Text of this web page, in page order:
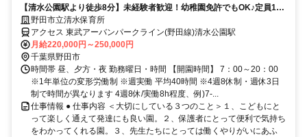
【清水公園駅より徒歩8分】未経験者歓迎！幼稚園免許でもOK♪定員130
名の認可保育園です。
野田市立清水保育所
アクセス 東武アーバンパークライン(野田線)清水公園駅
月給220,000円～250,000円
千葉県野田市
時間帯 昼、夕方・夜 勤務曜日・時間 【開園時間】 7：00～20：00
※1年単位の変形労働制 ※週実働 平均40時間 ※4週8休制・週休3日
制で時間が異なります 4週8休/実働8h程度、例)7-...
仕事情報 ● 仕事内容 ＜大切にしている３つのこと＞１、こどもにと
って楽しく通えて発達にも良い園。２、保護者にとって便利で気持ち
をわかってくれる園。３、先生たちにとっては働くやりがいにあふ